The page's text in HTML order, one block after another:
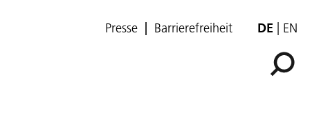
Presse Barrierefreiheit DE EN